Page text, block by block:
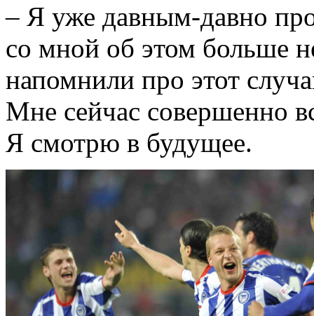
– Я уже давным-давно
со мной об этом больше
напомнили про этот
Мне сейчас совершенно
Я смотрю в будущее.